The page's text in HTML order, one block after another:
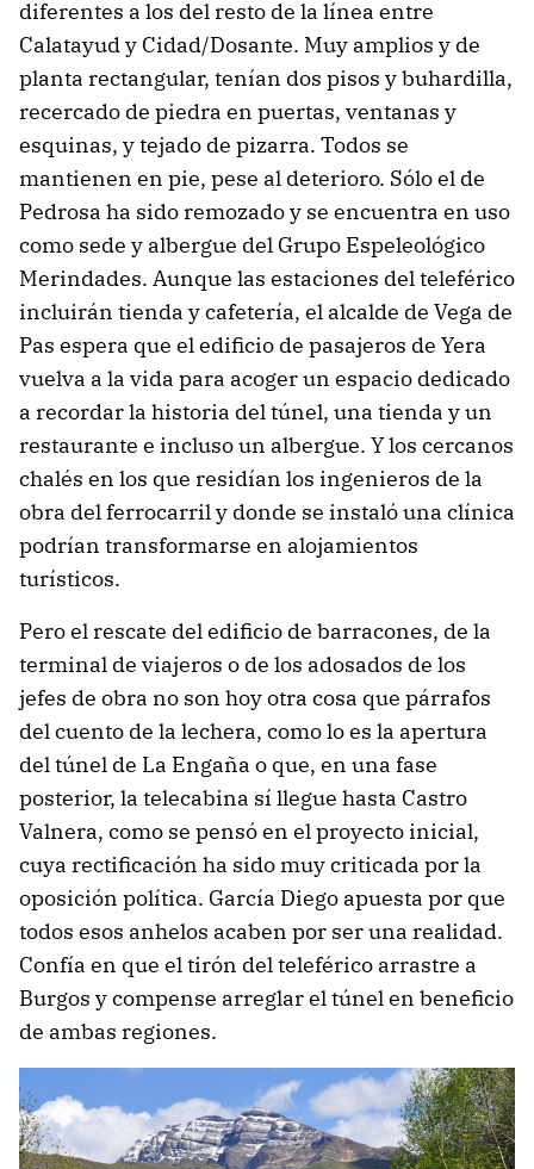
diferentes a los del resto de la línea entre
Calatayud y Cidad/Dosante. Muy amplios y de
planta rectangular, tenían dos pisos y buhardilla,
recercado de piedra en puertas, ventanas y
esquinas, y tejado de pizarra. Todos se
mantienen en pie, pese al deterioro. Sólo el de
Pedrosa ha sido remozado y se encuentra en uso
como sede y albergue del Grupo Espeleológico
Merindades. Aunque las estaciones del teleférico
incluirán tienda y cafetería, el alcalde de Vega de
Pas espera que el edificio de pasajeros de Yera
vuelva a la vida para acoger un espacio dedicado
a recordar la historia del túnel, una tienda y un
restaurante e incluso un albergue. Y los cercanos
chalés en los que residían los ingenieros de la
obra del ferrocarril y donde se instaló una clínica
podrían transformarse en alojamientos
turísticos.
Pero el rescate del edificio de barracones, de la
terminal de viajeros o de los adosados de los
jefes de obra no son hoy otra cosa que párrafos
del cuento de la lechera, como lo es la apertura
del túnel de La Engaña o que, en una fase
posterior, la telecabina sí llegue hasta Castro
Valnera, como se pensó en el proyecto inicial,
cuya rectificación ha sido muy criticada por la
oposición política. García Diego apuesta por que
todos esos anhelos acaben por ser una realidad.
Confía en que el tirón del teleférico arrastre a
Burgos y compense arreglar el túnel en beneficio
de ambas regiones.